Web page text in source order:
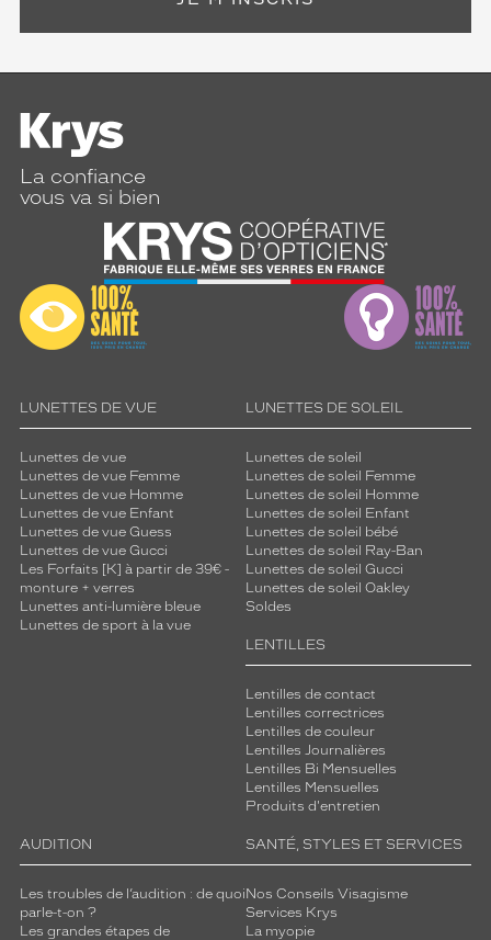
La confiance
vous va si bien
LUNETTES DE VUE
Lunettes de vue
Lunettes de vue Femme
Lunettes de vue Homme
Lunettes de vue Enfant
Lunettes de vue Guess
Lunettes de vue Gucci
Les Forfaits [K] à partir de 39€ -
monture + verres
Lunettes anti-lumière bleue
Lunettes de sport à la vue
LUNETTES DE SOLEIL
Lunettes de soleil
Lunettes de soleil Femme
Lunettes de soleil Homme
Lunettes de soleil Enfant
Lunettes de soleil bébé
Lunettes de soleil Ray-Ban
Lunettes de soleil Gucci
Lunettes de soleil Oakley
Soldes
LENTILLES
Lentilles de contact
Lentilles correctrices
Lentilles de couleur
Lentilles Journalières
Lentilles Bi Mensuelles
Lentilles Mensuelles
Produits d'entretien
AUDITION
Les troubles de l’audition : de quoi
parle-t-on ?
Les grandes étapes de
SANTÉ, STYLES ET SERVICES
Nos Conseils Visagisme
Services Krys
La myopie